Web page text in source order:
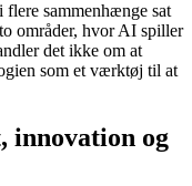
sammenhænge sat
områder, hvor AI spiller
det ikke om at
som et værktøj til at
innovation og